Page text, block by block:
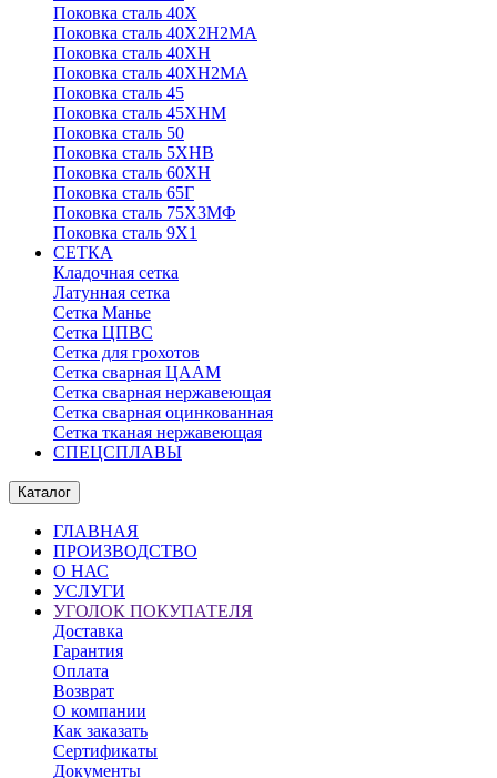
Поковка сталь 40Х
Поковка сталь 40Х2Н2МА
Поковка сталь 40ХН
Поковка сталь 40ХН2МА
Поковка сталь 45
Поковка сталь 45ХНМ
Поковка сталь 50
Поковка сталь 5ХНВ
Поковка сталь 60ХН
Поковка сталь 65Г
Поковка сталь 75Х3МФ
Поковка сталь 9Х1
СЕТКА
Кладочная сетка
Латунная сетка
Сетка Манье
Сетка ЦПВС
Сетка для грохотов
Сетка сварная ЦААМ
Сетка сварная нержавеющая
Сетка сварная оцинкованная
Сетка тканая нержавеющая
СПЕЦСПЛАВЫ
Каталог
ГЛАВНАЯ
ПРОИЗВОДСТВО
О НАС
УСЛУГИ
УГОЛОК ПОКУПАТЕЛЯ
Доставка
Гарантия
Оплата
Возврат
О компании
Как заказать
Сертификаты
Документы